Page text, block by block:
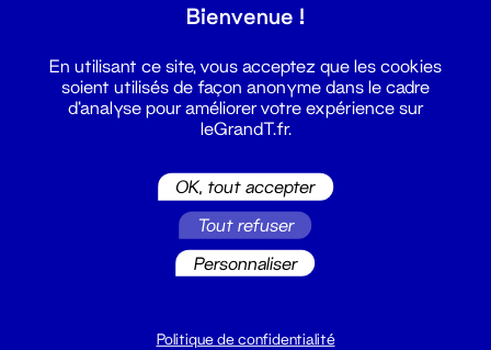
billetterie@leGrandT.fr
Du lundi au vendredi 14h → 18h
Bienvenue !
En utilisant ce site, vous acceptez que les cookies
soient utilisés de façon anonyme dans le cadre
d'analyse pour améliorer votre expérience sur
leGrandT.fr.
OK, tout accepter
Tout refuser
Personnaliser
Politique de confidentialité